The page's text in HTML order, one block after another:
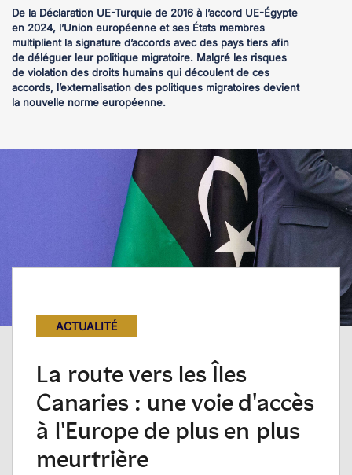
De la Déclaration UE-Turquie de 2016 à l’accord UE-Égypte
en 2024, l’Union européenne et ses États membres
multiplient la signature d’accords avec des pays tiers afin
de déléguer leur politique migratoire. Malgré les risques
de violation des droits humains qui découlent de ces
accords, l’externalisation des politiques migratoires devient
la nouvelle norme européenne.
ACTUALITÉ
La route vers les Îles
Canaries : une voie d'accès
à l'Europe de plus en plus
meurtrière